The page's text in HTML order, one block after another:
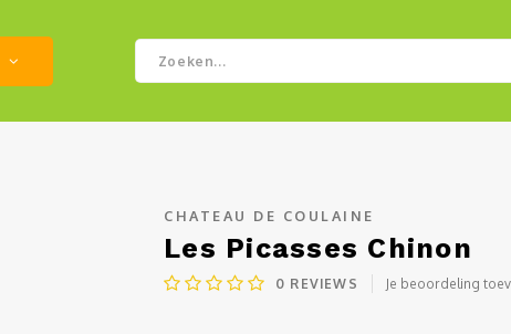
CHATEAU DE COULAINE
Les Picasses Chinon
0 REVIEWS Je beoordeling